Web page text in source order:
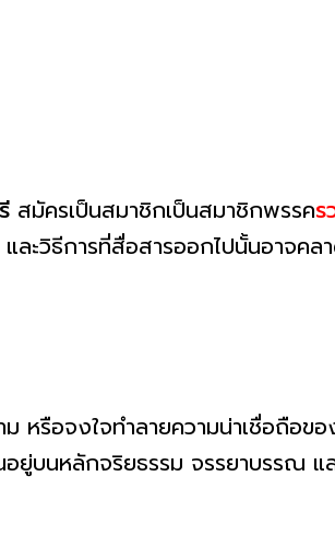
สมัครเป็นสมาชิกเป็นสมาชิกพรรคร
ละวิธีการที่สื่อสารออกไปนั้นอาจค
หรือจงใจทำลายความน่าเชื่อถือข
ยู่บนหลักจริยธรรม จรรยาบรรณ แ